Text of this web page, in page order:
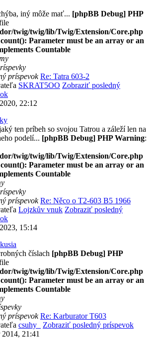
iný môže mať... [phpBB Debug] PHP
twig/twig/lib/Twig/Extension/Core.php
count(): Parameter must be an array or an
Countable
príspevok Re: Tatra 603-2
SKRAT5OO Zobraziť posledný
22:12
ten príbeh so svojou Tatrou a záleží len na
podelí... [phpBB Debug] PHP Warning:
twig/twig/lib/Twig/Extension/Core.php
count(): Parameter must be an array or an
Countable
príspevok Re: Něco o T2-603 B5 1966
Lojzkův vnuk Zobraziť posledný
15:14
číslach [phpBB Debug] PHP
twig/twig/lib/Twig/Extension/Core.php
count(): Parameter must be an array or an
Countable
príspevok Re: Karburator T603
csuhy_
Zobraziť posledný príspevok
21:41